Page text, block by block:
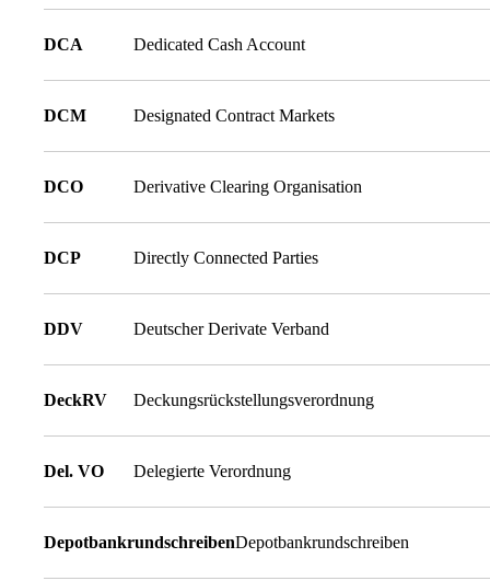
DCA Dedicated Cash Account
DCM Designated Contract Markets
DCO Derivative Clearing Organisation
DCP Directly Connected Parties
DDV Deutscher Derivate Verband
DeckRV Deckungsrückstellungsverordnung
Del. VO Delegierte Verordnung
DepotbankrundschreibenDepotbankrundschreiben